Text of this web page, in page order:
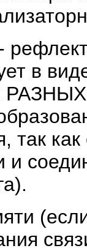
в
так
и